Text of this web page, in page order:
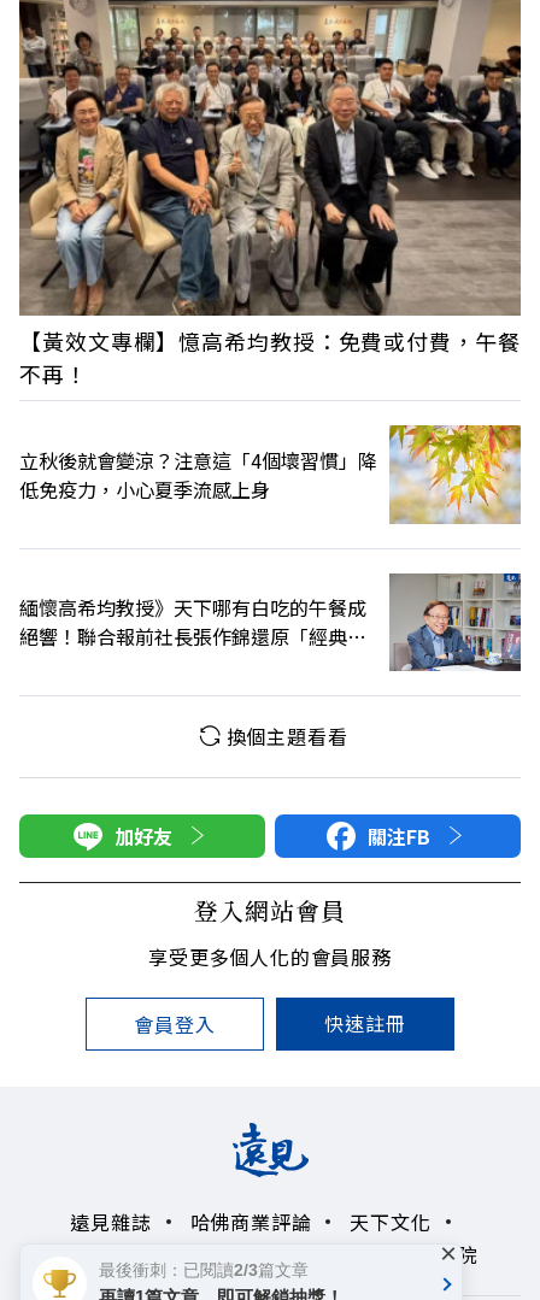
【黃效文專欄】憶高希均教授：免費或付費，午餐
不再！
立秋後就會變涼？注意這「4個壞習慣」降
低免疫力，小心夏季流感上身
緬懷高希均教授》天下哪有白吃的午餐成
絕響！聯合報前社長張作錦還原「經典名
換個主題看看
加好友 關注FB
登入網站會員
享受更多個人化的會員服務
會員登入 快速註冊
遠見雜誌 哈佛商業評論
天下文化
未來親子學習平台
領導影響力學院
最後衝刺：已閱讀2/3篇文章 ×